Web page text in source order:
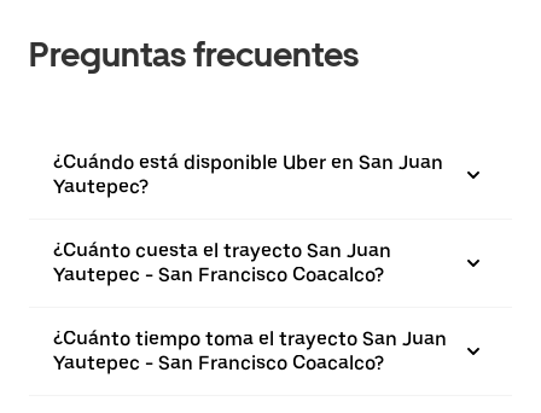
Preguntas frecuentes
¿Cuándo está disponible Uber en San Juan
Yautepec?
¿Cuánto cuesta el trayecto San Juan
Yautepec - San Francisco Coacalco?
¿Cuánto tiempo toma el trayecto San Juan
Yautepec - San Francisco Coacalco?